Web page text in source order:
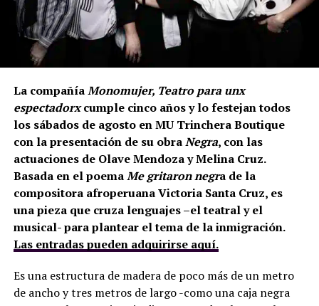
La compañíaMonomujer, Teatro para unx
espectadorxcumple cinco años y lo festejan todos
los sábados de agosto en MU Trinchera Boutique
con la presentación de su obraNegra, con las
actuaciones de Olave Mendoza y Melina Cruz.
Basada en el poemaMe gritaron negra de la
compositora afroperuana Victoria Santa Cruz, es
una pieza que cruza lenguajes –el teatral y el
musical- para plantear el tema de la inmigración.
Las entradas pueden adquirirse aquí.
Es una estructura de madera de poco más de un metro
de ancho y tres metros de largo -como una caja negra